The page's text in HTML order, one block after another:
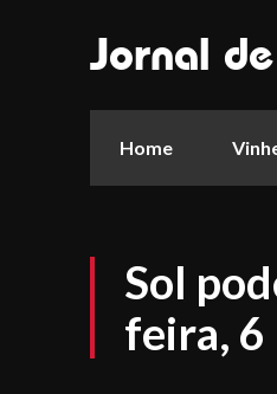
Jornal
Home
Sol
feira, 6